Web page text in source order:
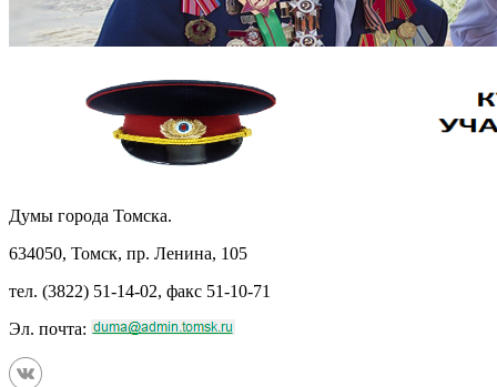
Думы города Томска.
634050, Томск, пр. Ленина, 105
тел. (3822) 51-14-02, факс 51-10-71
Эл. почта: